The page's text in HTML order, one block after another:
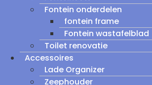
Fontein onderdelen
fontein frame
Fontein wastafelblad
Toilet renovatie
Accessoires
Lade Organizer
Zeephouder